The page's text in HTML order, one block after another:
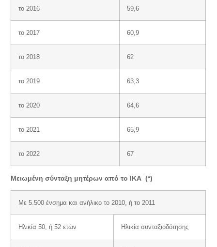
το 2016 59,6
το 2017 60,9
το 2018 62
το 2019 63,3
το 2020 64,6
το 2021 65,9
το 2022 67
Μειωμένη σύνταξη μητέρων από το ΙΚΑ (*)
Με 5.500 ένσημα και ανήλικο το 2010, ή το 2011
Ηλικία 50, ή 52 ετών Ηλικία συνταξιοδότησης